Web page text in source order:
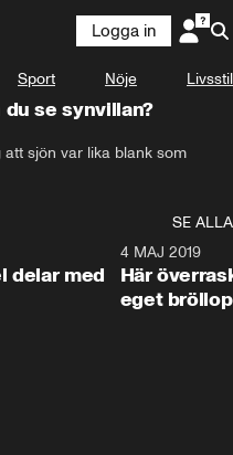
Logga in
Sport Nöje Livsstil
se synvillan?
sjön var lika blank som
SE ALLA
delar med
4 MAJ 2019
Här
eget bröllop